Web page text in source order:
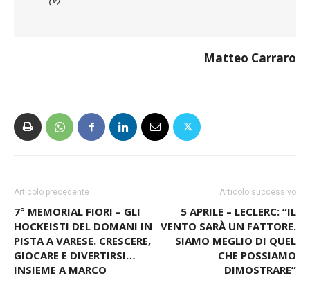
7° MEMORIAL FIORI – GLI
HOCKEISTI DEL DOMANI IN
PISTA A VARESE. CRESCERE,
GIOCARE E DIVERTIRSI…
INSIEME A MARCO
5 APRILE – LECLERC: “IL
VENTO SARÀ UN FATTORE.
SIAMO MEGLIO DI QUEL
CHE POSSIAMO
DIMOSTRARE”